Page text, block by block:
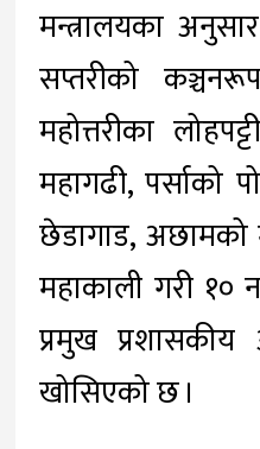
मन्त्रालयका
सप्तरीको
महोत्तरीका
महागढी, पर्साको
छेडागाड,
महाकाली गरी १०
प्रमुख
खोसिएको छ ।